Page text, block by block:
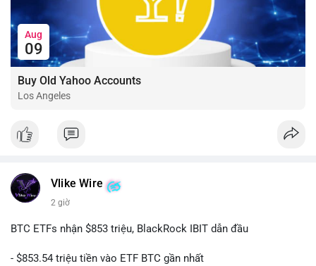
Aug
09
Buy Old Yahoo Accounts
Los Angeles
Vlike Wire
2 giờ
BTC ETFs nhận $853 triệu, BlackRock IBIT dẫn đầu
- $853.54 triệu tiền vào ETF BTC gần nhất